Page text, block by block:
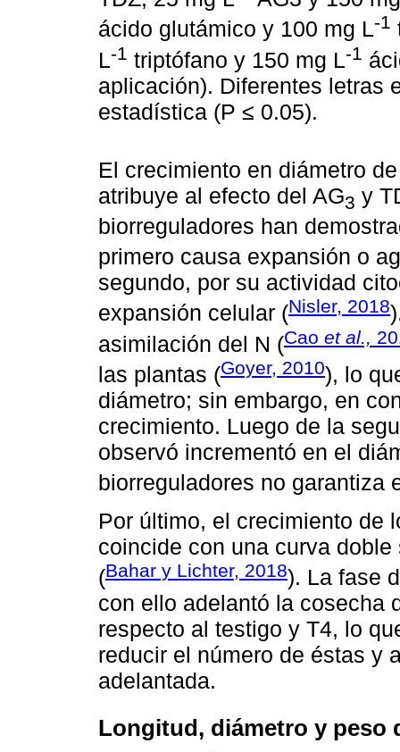
ácido glutámico y 100 mg L-1
L-1 triptófano y 150 mg L-1
aplicación). Diferentes letras
estadística (P ≤ 0.05).
El crecimiento en diámetro
atribuye al efecto del AG3 y
biorreguladores han
primero causa expansión o
segundo, por su actividad
expansión celular (Nisler, 2018
asimilación del N (Cao et al.,
las plantas (Goyer, 2010), lo
diámetro; sin embargo, en
crecimiento. Luego de la
observó incrementó en el
biorreguladores no garantiza
Por último, el crecimiento de
coincide con una curva
(Bahar y Lichter, 2018). La fase
con ello adelantó la cosecha
respecto al testigo y T4, lo
reducir el número de éstas y
adelantada.
Longitud, diámetro y peso